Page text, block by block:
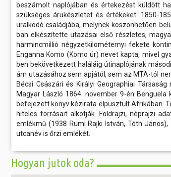
beszámolt naplójában és értekezést küldött
szükséges árukészletet és értékeket. 1850-
uralkodó családjába, melynek köszönhetően
ban elkészítette utazásai első részletes,
harmincmillió négyzetkilométernyi fekete
Enganna Komo (Komo úr) nevet kapta, mivel
ben bekövetkezett haláláig útinaplójának
ám utazásához sem apjától, sem az MTA-tól
Bécsi Császári és Királyi Geographiai
Magyar László 1864. november 9-én
befejezett könyv kézirata elpusztult Afrikában.
hiteles forrásait alkotják. Földrajzi, néprajzi
emlékmű (1938 Rumi Rajki István, Tóth
utcanév is őrzi emlékét.
Hogyan jutok oda?